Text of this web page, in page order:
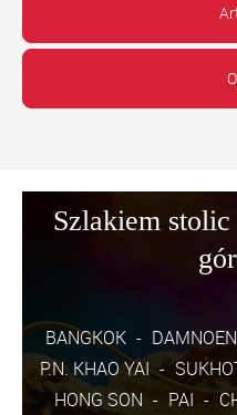
Szlakiem
BANGKOK
P.N. KHAO YAI
HONG SON
PAI